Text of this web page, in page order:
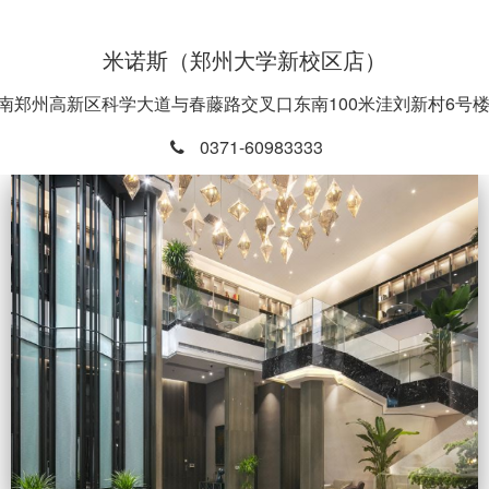
米诺斯（郑州大学新校区店）
郑州高新区科学大道与春藤路交叉口东南100米洼刘新村6号
0371-60983333